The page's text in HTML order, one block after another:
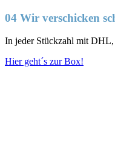
04 Wir verschicken
In jeder Stückzahl mit
Hier geht´s zur Box!